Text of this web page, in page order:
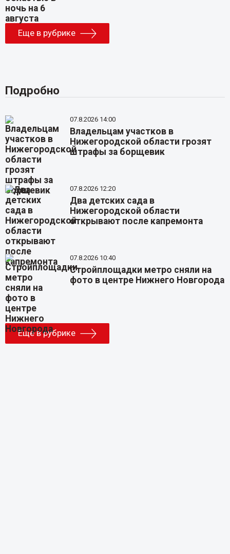
Еще в рубрике
Подробно
07.8.2026 14:00
Владельцам участков в
Нижегородской области грозят
штрафы за борщевик
07.8.2026 12:20
Два детских сада в
Нижегородской области
открывают после капремонта
07.8.2026 10:40
Стройплощадки метро сняли на
фото в центре Нижнего Новгорода
Еще в рубрике